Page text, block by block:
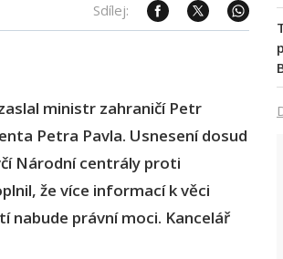
Sdílej:
ministr zahraničí Petr
Petra Pavla. Usnesení dosud
Národní centrály proti
že více informací k věci
nabude právní moci. Kancelář